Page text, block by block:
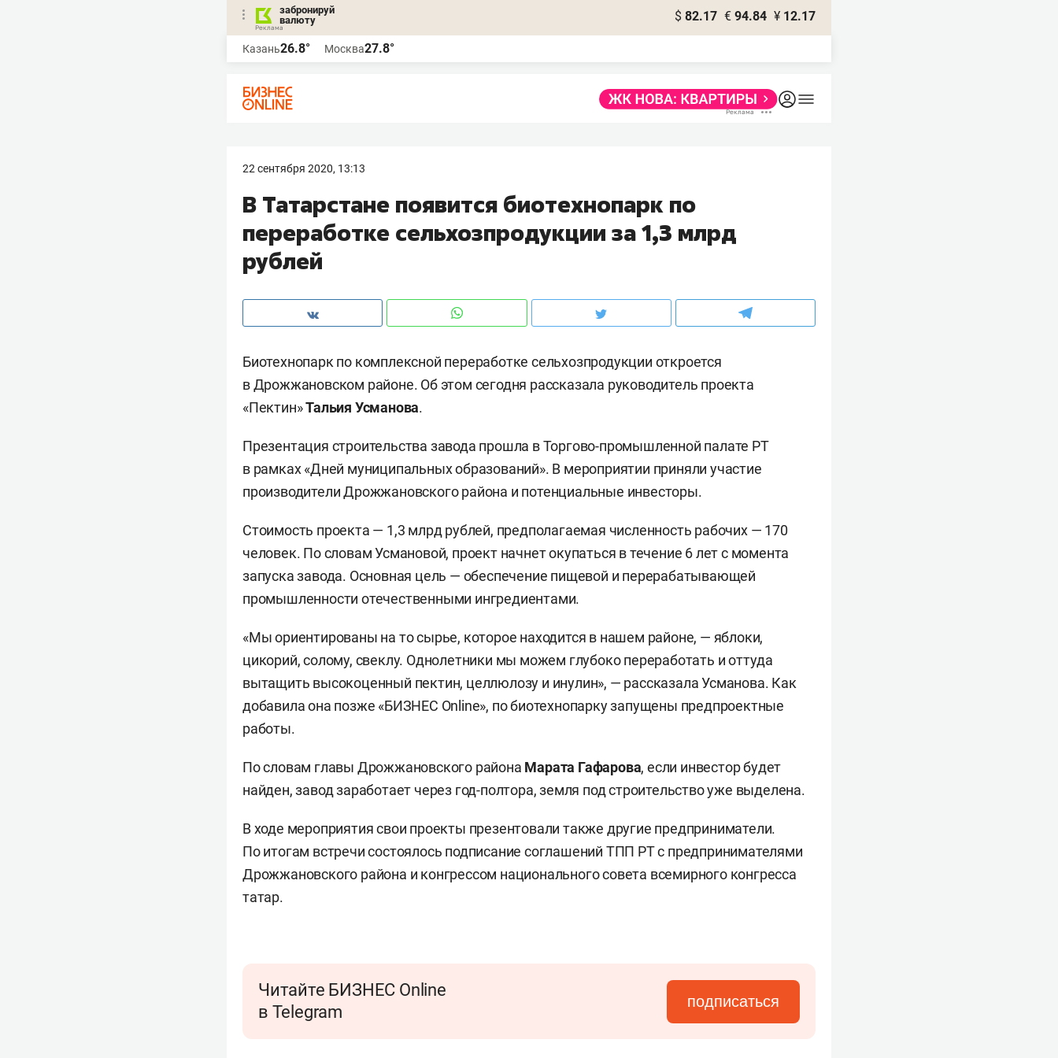
забронируй
валюту
$ 82.17 € 94.84 ¥ 12.17
Казань26.8° Москва27.8°
22 сентября 2020, 13:13
В Татарстане появится биотехнопарк по
переработке сельхозпродукции за 1,3 млрд
рублей
Биотехнопарк по комплексной переработке сельхозпродукции откроется
в Дрожжановском районе. Об этом сегодня рассказала руководитель проекта
«Пектин»Тальия Усманова.
Презентация строительства завода прошла в Торгово-промышленной палате РТ
в рамках «Дней муниципальных образований». В мероприятии приняли участие
производители Дрожжановского района и потенциальные инвесторы.
Стоимость проекта — 1,3 млрд рублей, предполагаемая численность рабочих — 170
человек. По словам Усмановой, проект начнет окупаться в течение 6 лет с момента
запуска завода. Основная цель — обеспечение пищевой и перерабатывающей
промышленности отечественными ингредиентами.
«Мы ориентированы на то сырье, которое находится в нашем районе, — яблоки,
цикорий, солому, свеклу. Однолетники мы можем глубоко переработать и оттуда
вытащить высокоценный пектин, целлюлозу и инулин», — рассказала Усманова. Как
добавила она позже «БИЗНЕС Online», по биотехнопарку запущены предпроектные
работы.
По словам главы Дрожжановского района Марата Гафарова, если инвестор будет
найден, завод заработает через год-полтора, земля под строительство уже выделена.
В ходе мероприятия свои проекты презентовали также другие предприниматели.
По итогам встречи состоялось подписание соглашений ТПП РТ с предпринимателями
Дрожжановского района и конгрессом национального совета всемирного конгресса
татар.
Читайте БИЗНЕС Online
в Telegram
подписаться